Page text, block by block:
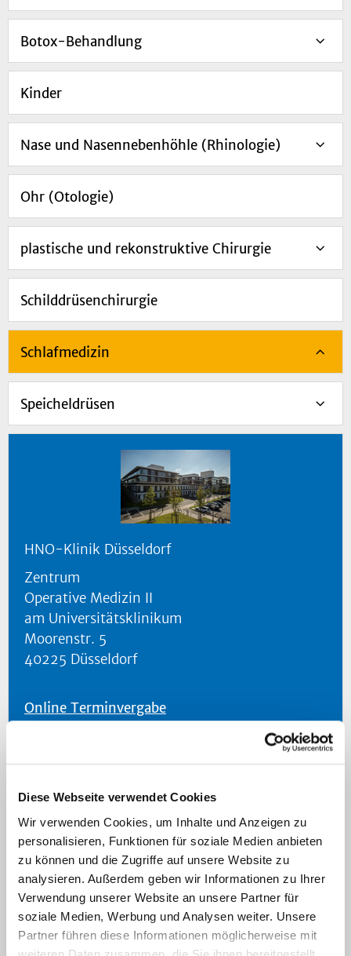
Diese Webseite verwendet Cookies
Wir verwenden Cookies, um Inhalte und Anzeigen zu
personalisieren, Funktionen für soziale Medien anbieten
zu können und die Zugriffe auf unsere Website zu
analysieren. Außerdem geben wir Informationen zu Ihrer
Verwendung unserer Website an unsere Partner für
soziale Medien, Werbung und Analysen weiter. Unsere
Partner führen diese Informationen möglicherweise mit
Botox-Behandlung
Kinder
Nase und Nasennebenhöhle (Rhinologie)
Ohr (Otologie)
plastische und rekonstruktive Chirurgie
Schilddrüsenchirurgie
Schlafmedizin
Speicheldrüsen
HNO-Klinik Düsseldorf
Zentrum
Operative Medizin II
am Universitätsklinikum
Moorenstr. 5
40225 Düsseldorf
Online Terminvergabe
termine-hno@med.uni-duesseldorf.de
+49 (0) 211 - 81 18880
Navigation